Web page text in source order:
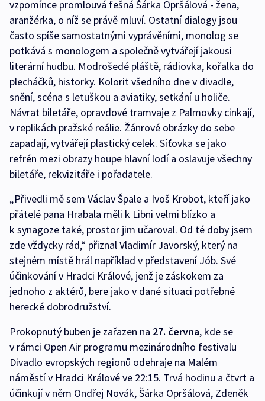
vzpomínce promlouvá fešná Šárka Opršálová - žena,
aranžérka, o níž se právě mluví. Ostatní dialogy jsou
často spíše samostatnými vyprávěními, monolog se
potkává s monologem a společně vytvářejí jakousi
literární hudbu. Modrošedé pláště, rádiovka, kořalka do
plecháčků, historky. Kolorit všedního dne v divadle,
snění, scéna s letuškou a aviatiky, setkání u holiče.
Návrat biletáře, opravdové tramvaje z Palmovky cinkají,
v replikách pražské reálie. Žánrové obrázky do sebe
zapadají, vytvářejí plastický celek. Síťovka se jako
refrén mezi obrazy houpe hlavní lodí a oslavuje všechny
biletáře, rekvizitáře i pořadatele.
„Přivedli mě sem Václav Špale a Ivoš Krobot, kteří jako
přátelé pana Hrabala měli k Libni velmi blízko a
k synagoze také, prostor jim učaroval. Od té doby jsem
zde vždycky rád,“ přiznal Vladimír Javorský, který na
stejném místě hrál například v představení Jób. Své
účinkování v Hradci Králové, jenž je záskokem za
jednoho z aktérů, bere jako v dané situaci potřebné
herecké dobrodružství.
Prokopnutý buben je zařazen na 27. června, kde se
v rámci Open Air programu mezinárodního festivalu
Divadlo evropských regionů odehraje na Malém
náměstí v Hradci Králové ve 22:15. Trvá hodinu a čtvrt a
účinkují v něm Ondřej Novák, Šárka Opršálová, Zdeněk